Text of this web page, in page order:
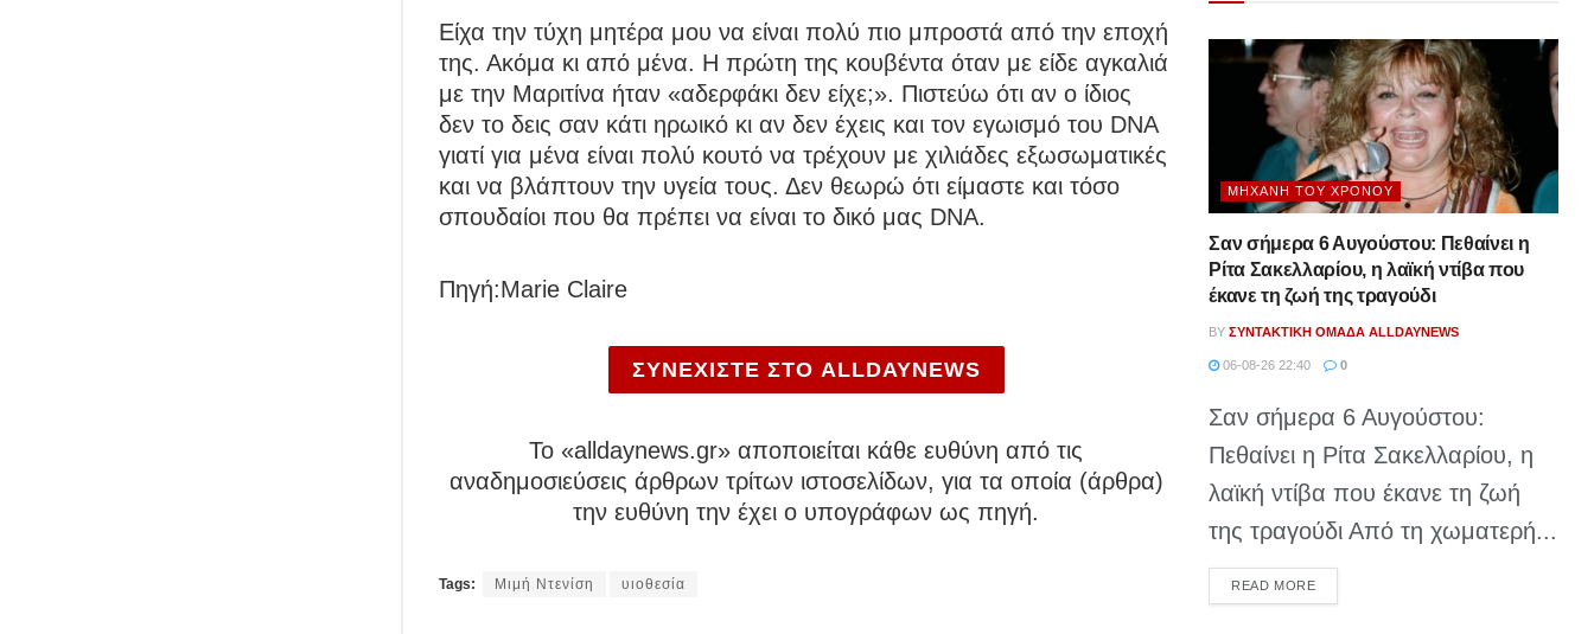
Είχα την τύχη μητέρα μου να είναι πολύ πιο μπροστά από την εποχή
της. Ακόμα κι από μένα. Η πρώτη της κουβέντα όταν με είδε αγκαλιά
με την Μαριτίνα ήταν «αδερφάκι δεν είχε;». Πιστεύω ότι αν ο ίδιος
δεν το δεις σαν κάτι ηρωικό κι αν δεν έχεις και τον εγωισμό του DNA
γιατί για μένα είναι πολύ κουτό να τρέχουν με χιλιάδες εξωσωματικές
και να βλάπτουν την υγεία τους. Δεν θεωρώ ότι είμαστε και τόσο
σπουδαίοι που θα πρέπει να είναι το δικό μας DNA.
Πηγή:Marie Claire
ΣΥΝΕΧΙΣΤΕ ΣΤΟ ALLDAYNEWS
To «alldaynews.gr» αποποιείται κάθε ευθύνη από τις
αναδημοσιεύσεις άρθρων τρίτων ιστοσελίδων, για τα οποία (άρθρα)
την ευθύνη την έχει ο υπογράφων ως πηγή.
Tags: Μιμή Ντενίση υιοθεσία
ΜΗΧΑΝΉ ΤΟΥ ΧΡΌΝΟΥ
Σαν σήμερα 6 Αυγούστου: Πεθαίνει η
Ρίτα Σακελλαρίου, η λαϊκή ντίβα που
έκανε τη ζωή της τραγούδι
BY ΣΥΝΤΑΚΤΙΚΉ ΟΜΆΔΑ ALLDAYNEWS
06-08-26 22:40 0
Σαν σήμερα 6 Αυγούστου:
Πεθαίνει η Ρίτα Σακελλαρίου, η
λαϊκή ντίβα που έκανε τη ζωή
της τραγούδι Από τη χωματερή...
READ MOREDETAILS